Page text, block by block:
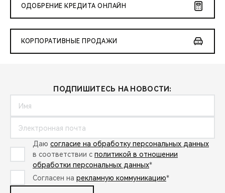
ОДОБРЕНИЕ КРЕДИТА ОНЛАЙН
КОРПОРАТИВНЫЕ ПРОДАЖИ
ПОДПИШИТЕСЬ НА НОВОСТИ:
Даю согласие на обработку персональных данных
в соответствии с политикой в отношении
обработки персональных данных*
Согласен на рекламную коммуникацию*